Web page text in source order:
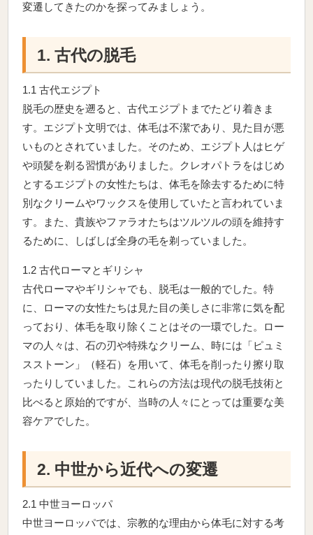
変遷してきたのかを探ってみましょう。
1. 古代の脱毛
1.1 古代エジプト
脱毛の歴史を遡ると、古代エジプトまでたどり着きま
す。エジプト文明では、体毛は不潔であり、見た目が悪
いものとされていました。そのため、エジプト人はヒゲ
や頭髪を剃る習慣がありました。クレオパトラをはじめ
とするエジプトの女性たちは、体毛を除去するために特
別なクリームやワックスを使用していたと言われていま
す。また、貴族やファラオたちはツルツルの頭を維持す
るために、しばしば全身の毛を剃っていました。
1.2 古代ローマとギリシャ
古代ローマやギリシャでも、脱毛は一般的でした。特
に、ローマの女性たちは見た目の美しさに非常に気を配
っており、体毛を取り除くことはその一環でした。ロー
マの人々は、石の刃や特殊なクリーム、時には「ピュミ
スストーン」（軽石）を用いて、体毛を削ったり擦り取
ったりしていました。これらの方法は現代の脱毛技術と
比べると原始的ですが、当時の人々にとっては重要な美
容ケアでした。
2. 中世から近代への変遷
2.1 中世ヨーロッパ
中世ヨーロッパでは、宗教的な理由から体毛に対する考